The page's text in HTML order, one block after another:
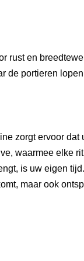
rust en
de portieren
zorgt ervoor dat
waarmee elke
is uw eigen
maar ook